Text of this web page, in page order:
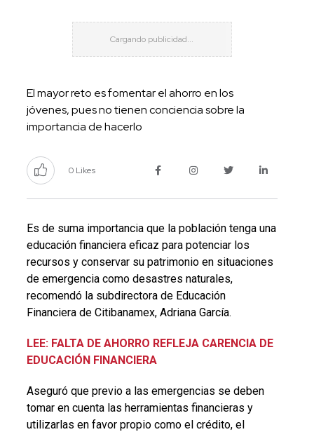
El mayor reto es fomentar el ahorro en los
jóvenes, pues no tienen conciencia sobre la
importancia de hacerlo
0 Likes
Es de suma importancia que la población tenga una
educación financiera eficaz para potenciar los
recursos y conservar su patrimonio en situaciones
de emergencia como desastres naturales,
recomendó la subdirectora de Educación
Financiera de Citibanamex, Adriana García.
LEE: FALTA DE AHORRO REFLEJA CARENCIA DE
EDUCACIÓN FINANCIERA
Aseguró que previo a las emergencias se deben
tomar en cuenta las herramientas financieras y
utilizarlas en favor propio como el crédito, el